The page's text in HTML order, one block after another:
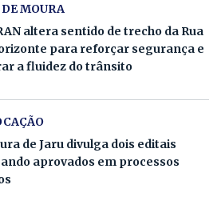
MOURA
altera sentido de trecho da Rua
para reforçar segurança e
a fluidez do trânsito
de Jaru divulga dois editais
aprovados em processos